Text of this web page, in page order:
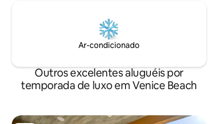
Ar-condicionado
Outros excelentes aluguéis por
temporada de luxo em Venice Beach